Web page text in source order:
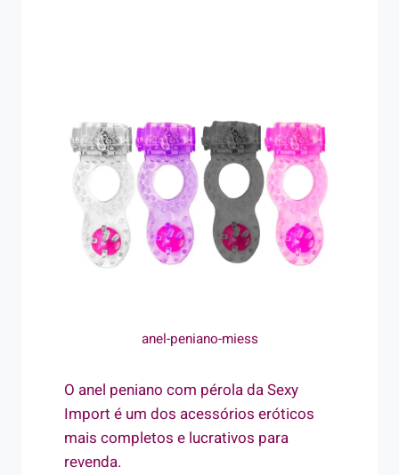
anel-peniano-miess
O anel peniano com pérola da Sexy
Import é um dos acessórios eróticos
mais completos e lucrativos para
revenda.